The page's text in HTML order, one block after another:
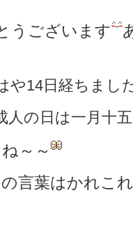
うございます
や14日経ちまし
人の日は一月十
～～
言葉はかれこ